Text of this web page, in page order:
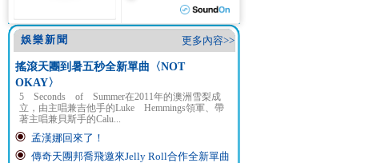
更多內容>>
娛樂新聞
搖滾天團到暑五秒全新單曲〈NOT
OKAY〉
5 Seconds of Summer在2011年的澳洲雪梨成
立，由主唱兼吉他手的Luke Hemmings領軍、帶
著主唱兼貝斯手的Calu...
孟漢娜回來了！
傳奇天團邦喬飛邀來Jelly Roll合作全新單曲